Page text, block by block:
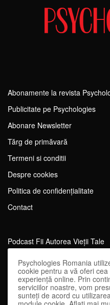
Abonamente la revista
Publicitate pe Psychologies
Abonare Newsletter
Tărg de primăvară
Termeni si conditii
Despre cookies
Politica de confidențialitate
Contact
Podcast Fii Autorea Vieții Tale
Evenimente Fii Autoarea Vieții
SportEdu
Antrenament Mental pentru
Psychologies Romania
cookie pentru a vă oferi
experiență online. Prin
serviciilor noastre, vom
sunteți de acord cu